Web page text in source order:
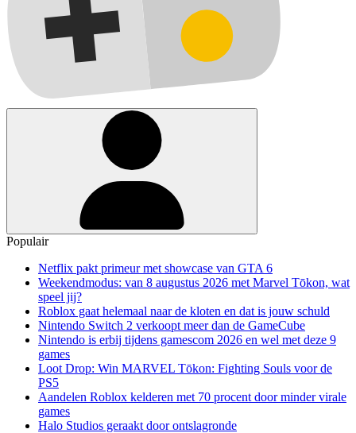
Populair
Netflix pakt primeur met showcase van GTA 6
Weekendmodus: van 8 augustus 2026 met Marvel Tōkon, wat
speel jij?
Roblox gaat helemaal naar de kloten en dat is jouw schuld
Nintendo Switch 2 verkoopt meer dan de GameCube
Nintendo is erbij tijdens gamescom 2026 en wel met deze 9
games
Loot Drop: Win MARVEL Tōkon: Fighting Souls voor de
PS5
Aandelen Roblox kelderen met 70 procent door minder virale
games
Halo Studios geraakt door ontslagronde